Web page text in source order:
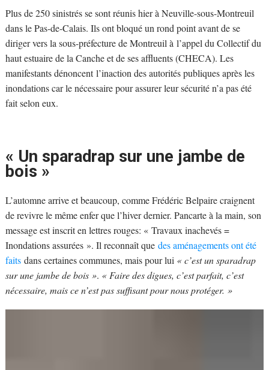
Plus de 250 sinistrés se sont réunis hier à Neuville-sous-Montreuil
dans le Pas-de-Calais. Ils ont bloqué un rond point avant de se
diriger vers la sous-préfecture de Montreuil à l’appel du Collectif du
haut estuaire de la Canche et de ses affluents (CHECA). Les
manifestants dénoncent l’inaction des autorités publiques après les
inondations car le nécessaire pour assurer leur sécurité n’a pas été
fait selon eux.
« Un sparadrap sur une jambe de
bois »
L’automne arrive et beaucoup, comme Frédéric Belpaire craignent
de revivre le même enfer que l’hiver dernier. Pancarte à la main, son
message est inscrit en lettres rouges: « Travaux inachevés =
Inondations assurées ». Il reconnaît que des aménagements ont été
faitsdans certaines communes, mais pour lui « c’est un sparadrap
sur une jambe de bois ». « Faire des digues, c’est parfait, c’est
nécessaire, mais ce n’est pas suffisant pour nous protéger. »